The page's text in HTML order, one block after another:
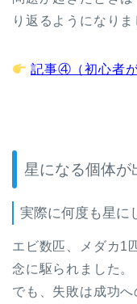
り返るようになりま
記事④（初心者
星になる個体
実際に何度も星に
エビ数匹、メダカ1
念に駆られました。
でも、失敗は成功